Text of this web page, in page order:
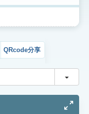
QRcode分享
切換